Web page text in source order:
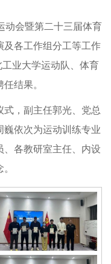
动会暨第二十三届体育
各工作组分工等工作
业大学运动队、体育
结果。
，副主任郭光、党总
依次为运动训练专业
各教研室主任、内设